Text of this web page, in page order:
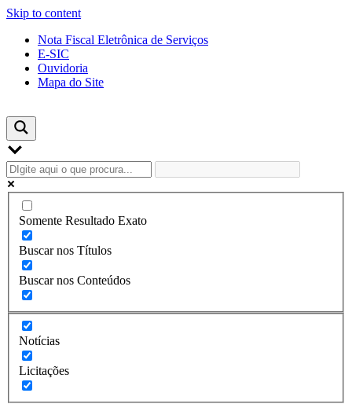
Skip to content
Nota Fiscal Eletrônica de Serviços
E-SIC
Ouvidoria
Mapa do Site
Somente Resultado Exato
Buscar nos Títulos
Buscar nos Conteúdos
Notícias
Licitações